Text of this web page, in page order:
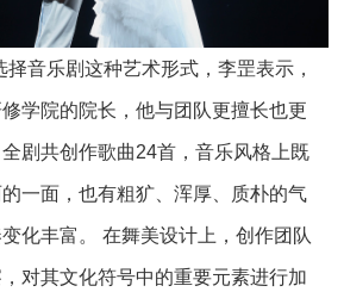
音乐剧这种艺术形式，李罡表示，
学院的院长，他与团队更擅长也更
剧共创作歌曲24首，音乐风格上既
一面，也有粗犷、浑厚、质朴的气
化丰富。 在舞美设计上，创作团队
对其文化符号中的重要元素进行加